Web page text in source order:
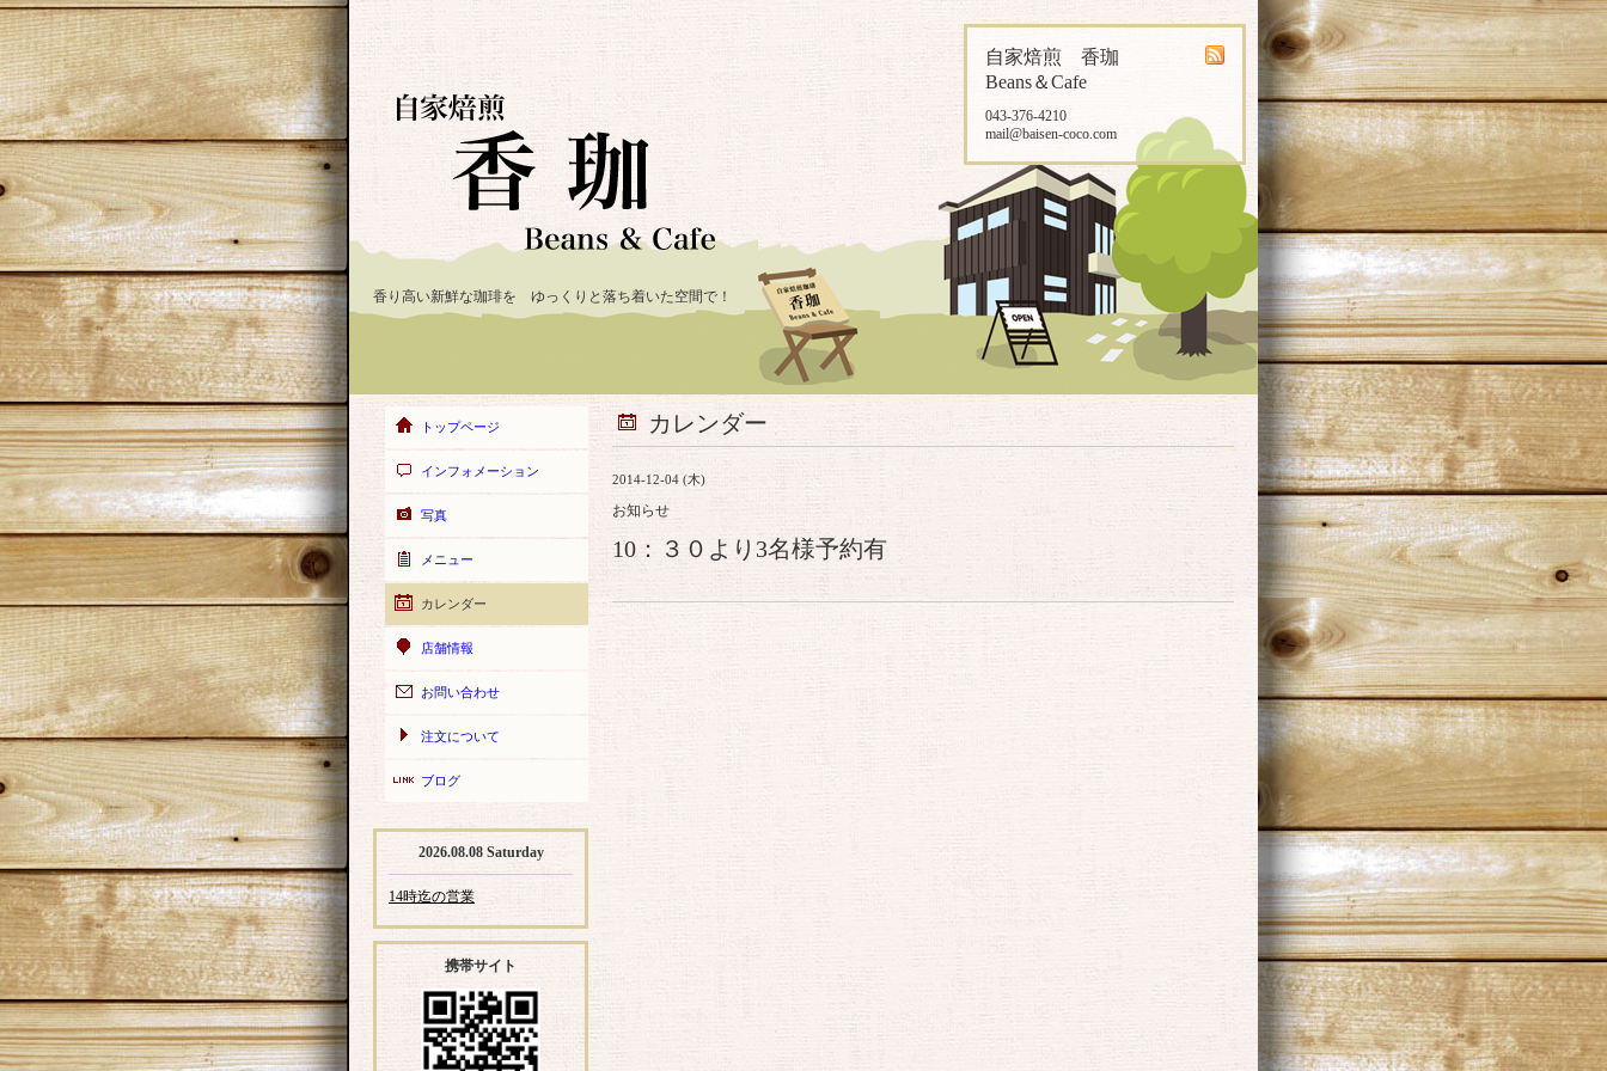
自家焙煎 香珈
Beans＆Cafe
043-376-4210
mail@baisen-coco.com
香り高い新鮮な珈琲を ゆっくりと落ち着いた空間で！
カレンダー
2014-12-04 (木)
お知らせ
10：３０より3名様予約有
トップページ
インフォメーション
写真
メニュー
カレンダー
店舗情報
お問い合わせ
注文について
ブログ
2026.08.08 Saturday
14時迄の営業
携帯サイト